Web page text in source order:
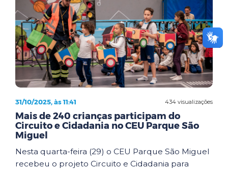
434 visualizações
31/10/2025, às 11:41
Mais de 240 crianças participam do
Circuito e Cidadania no CEU Parque São
Miguel
Nesta quarta-feira (29) o CEU Parque São Miguel
recebeu o projeto Circuito e Cidadania para